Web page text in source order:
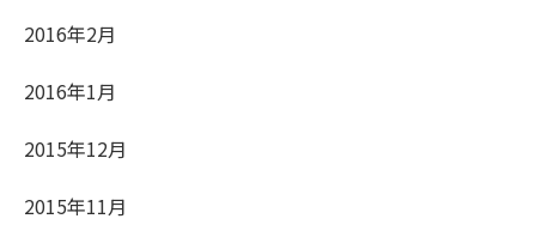
2016年2月
2016年1月
2015年12月
2015年11月